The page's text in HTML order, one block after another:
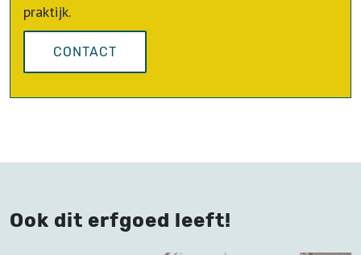
praktijk.
CONTACT
Ook dit erfgoed leeft!